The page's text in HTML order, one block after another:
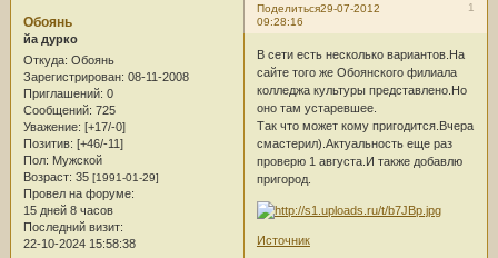
Поделиться 1
29-07-2012
09:28:16
Обоянь
йа дурко
Откуда: Обоянь
Зарегистрирован: 08-11-2008
Приглашений: 0
Сообщений: 725
Уважение: [+17/-0]
Позитив: [+46/-11]
Пол: Мужской
Возраст: 35 [1991-01-29]
Провел на форуме:
15 дней 8 часов
Последний визит:
22-10-2024 15:58:38
В сети есть несколько вариантов.На
сайте того же Обоянского филиала
колледжа культуры представлено.Но
оно там устаревшее.
Так что может кому пригодится.Вчера
смастерил).Актуальность еще раз
проверю 1 августа.И также добавлю
пригород.
Источник